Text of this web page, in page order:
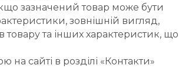
зазначений товар може бути
зовнішній вигляд,
товару та інших характеристик, що
сайті в розділі «Контакти»